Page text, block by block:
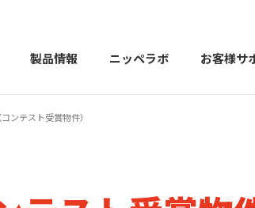
製品情報 ニッペラボ
PERFECT Color Design
お客様サ
ンテスト受賞物件）